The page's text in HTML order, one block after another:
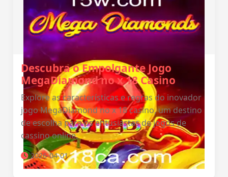
Descubra o Empolgante Jogo
MegaDiamond no x 18 Casino
Explore as características e regras do inovador
jogo MegaDiamond no x 18 casino, um destino
de escolha para os entusiastas de jogos de
cassino online.
2026-04-01